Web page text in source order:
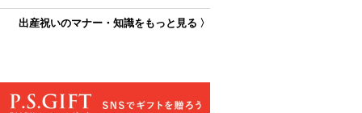
出産祝いのマナー・知識をもっと見る 〉